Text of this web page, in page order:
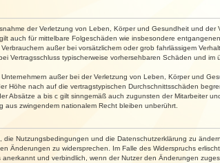
der Verletzung von Leben, Körper und Gesundheit und
auch für mittelbare Folgeschäden wie insbesondere entgangenen
außer bei vorsätzlichem oder grob fahrlässigem
Vertragsschluss typischerweise vorhersehbaren Schäden und
außer bei der Verletzung von Leben, Körper und
Höhe nach auf die vertragstypischen Durchschnittsschäden
Absätze a bis c gilt sinngemäß auch zugunsten der Mitarbeiter
aus zwingendem nationalem Recht bleiben unberührt.
die Nutzungsbedingungen und die Datenschutzerklärung zu
Änderungen zu widersprechen. Im Falle des Widerspruchs
und verbindlich, wenn der Nutzer den Änderungen